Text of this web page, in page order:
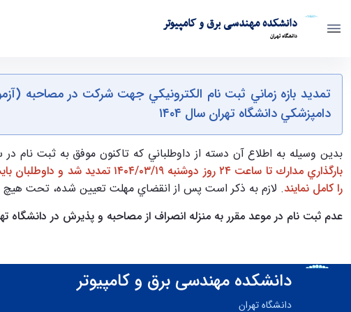
دانشکده مهندسی برق و کامپیوتر
دانشگاه تهران
تمديد بازه زمانی ثبت نام الكترونيكی جهت شركت در
تخصصی ( Ph.D ) دانشگاه تهران سال ۱۴۰۴ - ece- دانشکده مهندسی برق و کامپیوتر
دامپزشكي دانشگاه تهران سال ۱۴۰۴
بدين وسيله به اطلاع آن دسته از داوطلباني كه تاكنون موفق به ثبت
بارگذاري مدارك تا ساعت ۲۴ روز دوشنبه ۱۹/‏۰۳/‏۱۴۰۴ تمديد شد و داوطلبان بايستي مطابق با دستورالعمل هاي مندرج در اطلاعيه هاي شماره 1 و 2 در موعد مقرر به آدرس
را كامل نمايند. لازم به ذكر است پس از انقضاي مهلت تعيين شده، تحت هيچ
عدم ثبت نام در موعد مقرر به منزله انصراف از مصاحبه و پذيرش در دانشگاه
دانشکده مهندسی برق و کامپیوتر
دانشگاه تهران